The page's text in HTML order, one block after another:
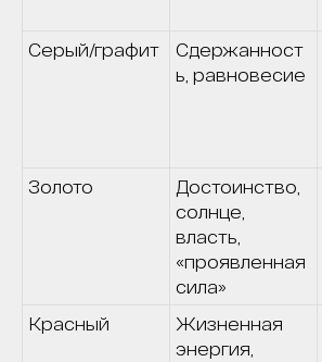
Серый/графит
Сдержанност
ь, равновесие
Золото
Достоинство,
солнце,
власть,
«проявленная
сила»
Красный
Жизненная
энергия,